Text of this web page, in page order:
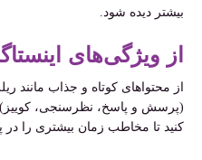
بیشتر دیده شود.
از ویژگی‌های
از محتواهای کوتاه و جذاب مانند
(پرسش و پاسخ، نظرسنجی، کوییز)
کنید تا مخاطب زمان بیشتری را در